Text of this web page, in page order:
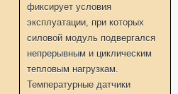
фиксирует условия
эксплуатации, при которых
силовой модуль подвергался
непрерывным и циклическим
тепловым нагрузкам.
Температурные датчики